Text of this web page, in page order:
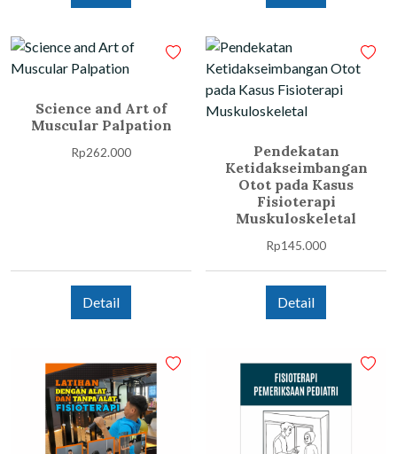
Science and Art of
Muscular Palpation
Rp262.000
Detail
Pendekatan
Ketidakseimbangan
Otot pada Kasus
Fisioterapi
Muskuloskeletal
Rp145.000
Detail